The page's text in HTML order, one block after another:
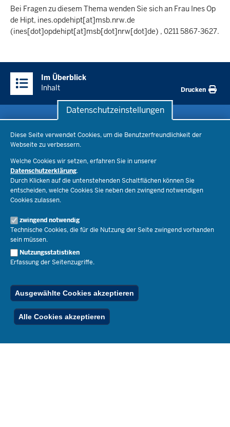
Datenschutzeinstellungen
Diese Seite verwendet Cookies, um die Benutzerfreundlichkeit der
Webseite zu verbessern.
Welche Cookies wir setzen, erfahren Sie in unserer
Datenschutzerklärung.
Durch Klicken auf die untenstehenden Schaltflächen können Sie
entscheiden, welche Cookies Sie neben den zwingend notwendigen
Cookies zulassen.
zwingend notwendig
Technische Cookies, die für die Nutzung der Seite zwingend vorhanden
sein müssen.
Nutzungsstatistiken
Erfassung der Seitenzugriffe.
Ausgewählte Cookies akzeptieren
Alle Cookies akzeptieren
Bei Fragen zu diesem Thema wenden Sie sich an Frau Ines Op
de Hipt, ines.opdehipt[at]msb.nrw.de
(ines[dot]opdehipt[at]msb[dot]nrw[dot]de) , 0211 5867-3627.
Inhalte
Im Überblick
Inhalt
Drucken
Bildungsthemen
Lehrkräfte
Recht
Schulleben
Ministerium
Ministerin Dorothee Feller
Staatssekretär Dr. Urban Mauer
Open Government
Bibliothek
Veranstaltungen
Geschäftsbereich
Presse
Pressefotos
Social Media
Pressekontakt
Service
Schule(n) suchen
Kontakt
Der Weg zu uns
Publikationen
RSS-Feed
Ferienordnung
© 2026 Bildungsportal NRW
Below
Footer
Menu
Inhalt Impressum Datenschutz